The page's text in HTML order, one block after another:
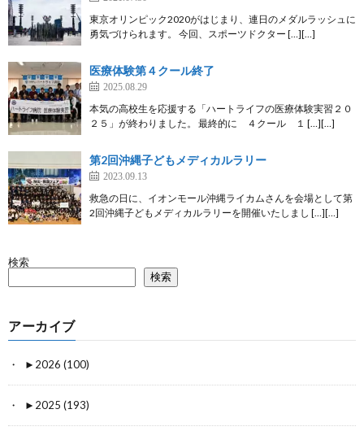
東京オリンピック2020がはじまり、連日のメダルラッシュに
勇気づけられます。 今回、スポーツドクター […][…]
医療体験第４クール終了
2025.08.29
本気の高校生を応援する「ハートライフの医療体験実習２０
２５」が終わりました。 最終的に ４クール １ […][…]
第2回沖縄子どもメディカルラリー
2023.09.13
救急の日に、イオンモール沖縄ライカムさんを会場として第
2回沖縄子どもメディカルラリーを開催いたしまし […][…]
検索
検索
アーカイブ
► 2026 (100)
► 2025 (193)